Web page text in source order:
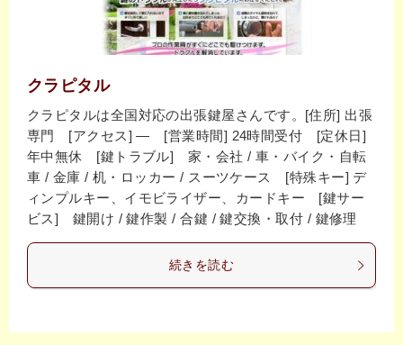
クラピタル
クラピタルは全国対応の出張鍵屋さんです。[住所] 出張
専門 [アクセス] ― [営業時間] 24時間受付 [定休日]
年中無休 [鍵トラブル] 家・会社 / 車・バイク・自転
車 / 金庫 / 机・ロッカー / スーツケース [特殊キー] デ
ィンプルキー、イモビライザー、カードキー [鍵サー
ビス] 鍵開け / 鍵作製 / 合鍵 / 鍵交換・取付 / 鍵修理
続きを読む